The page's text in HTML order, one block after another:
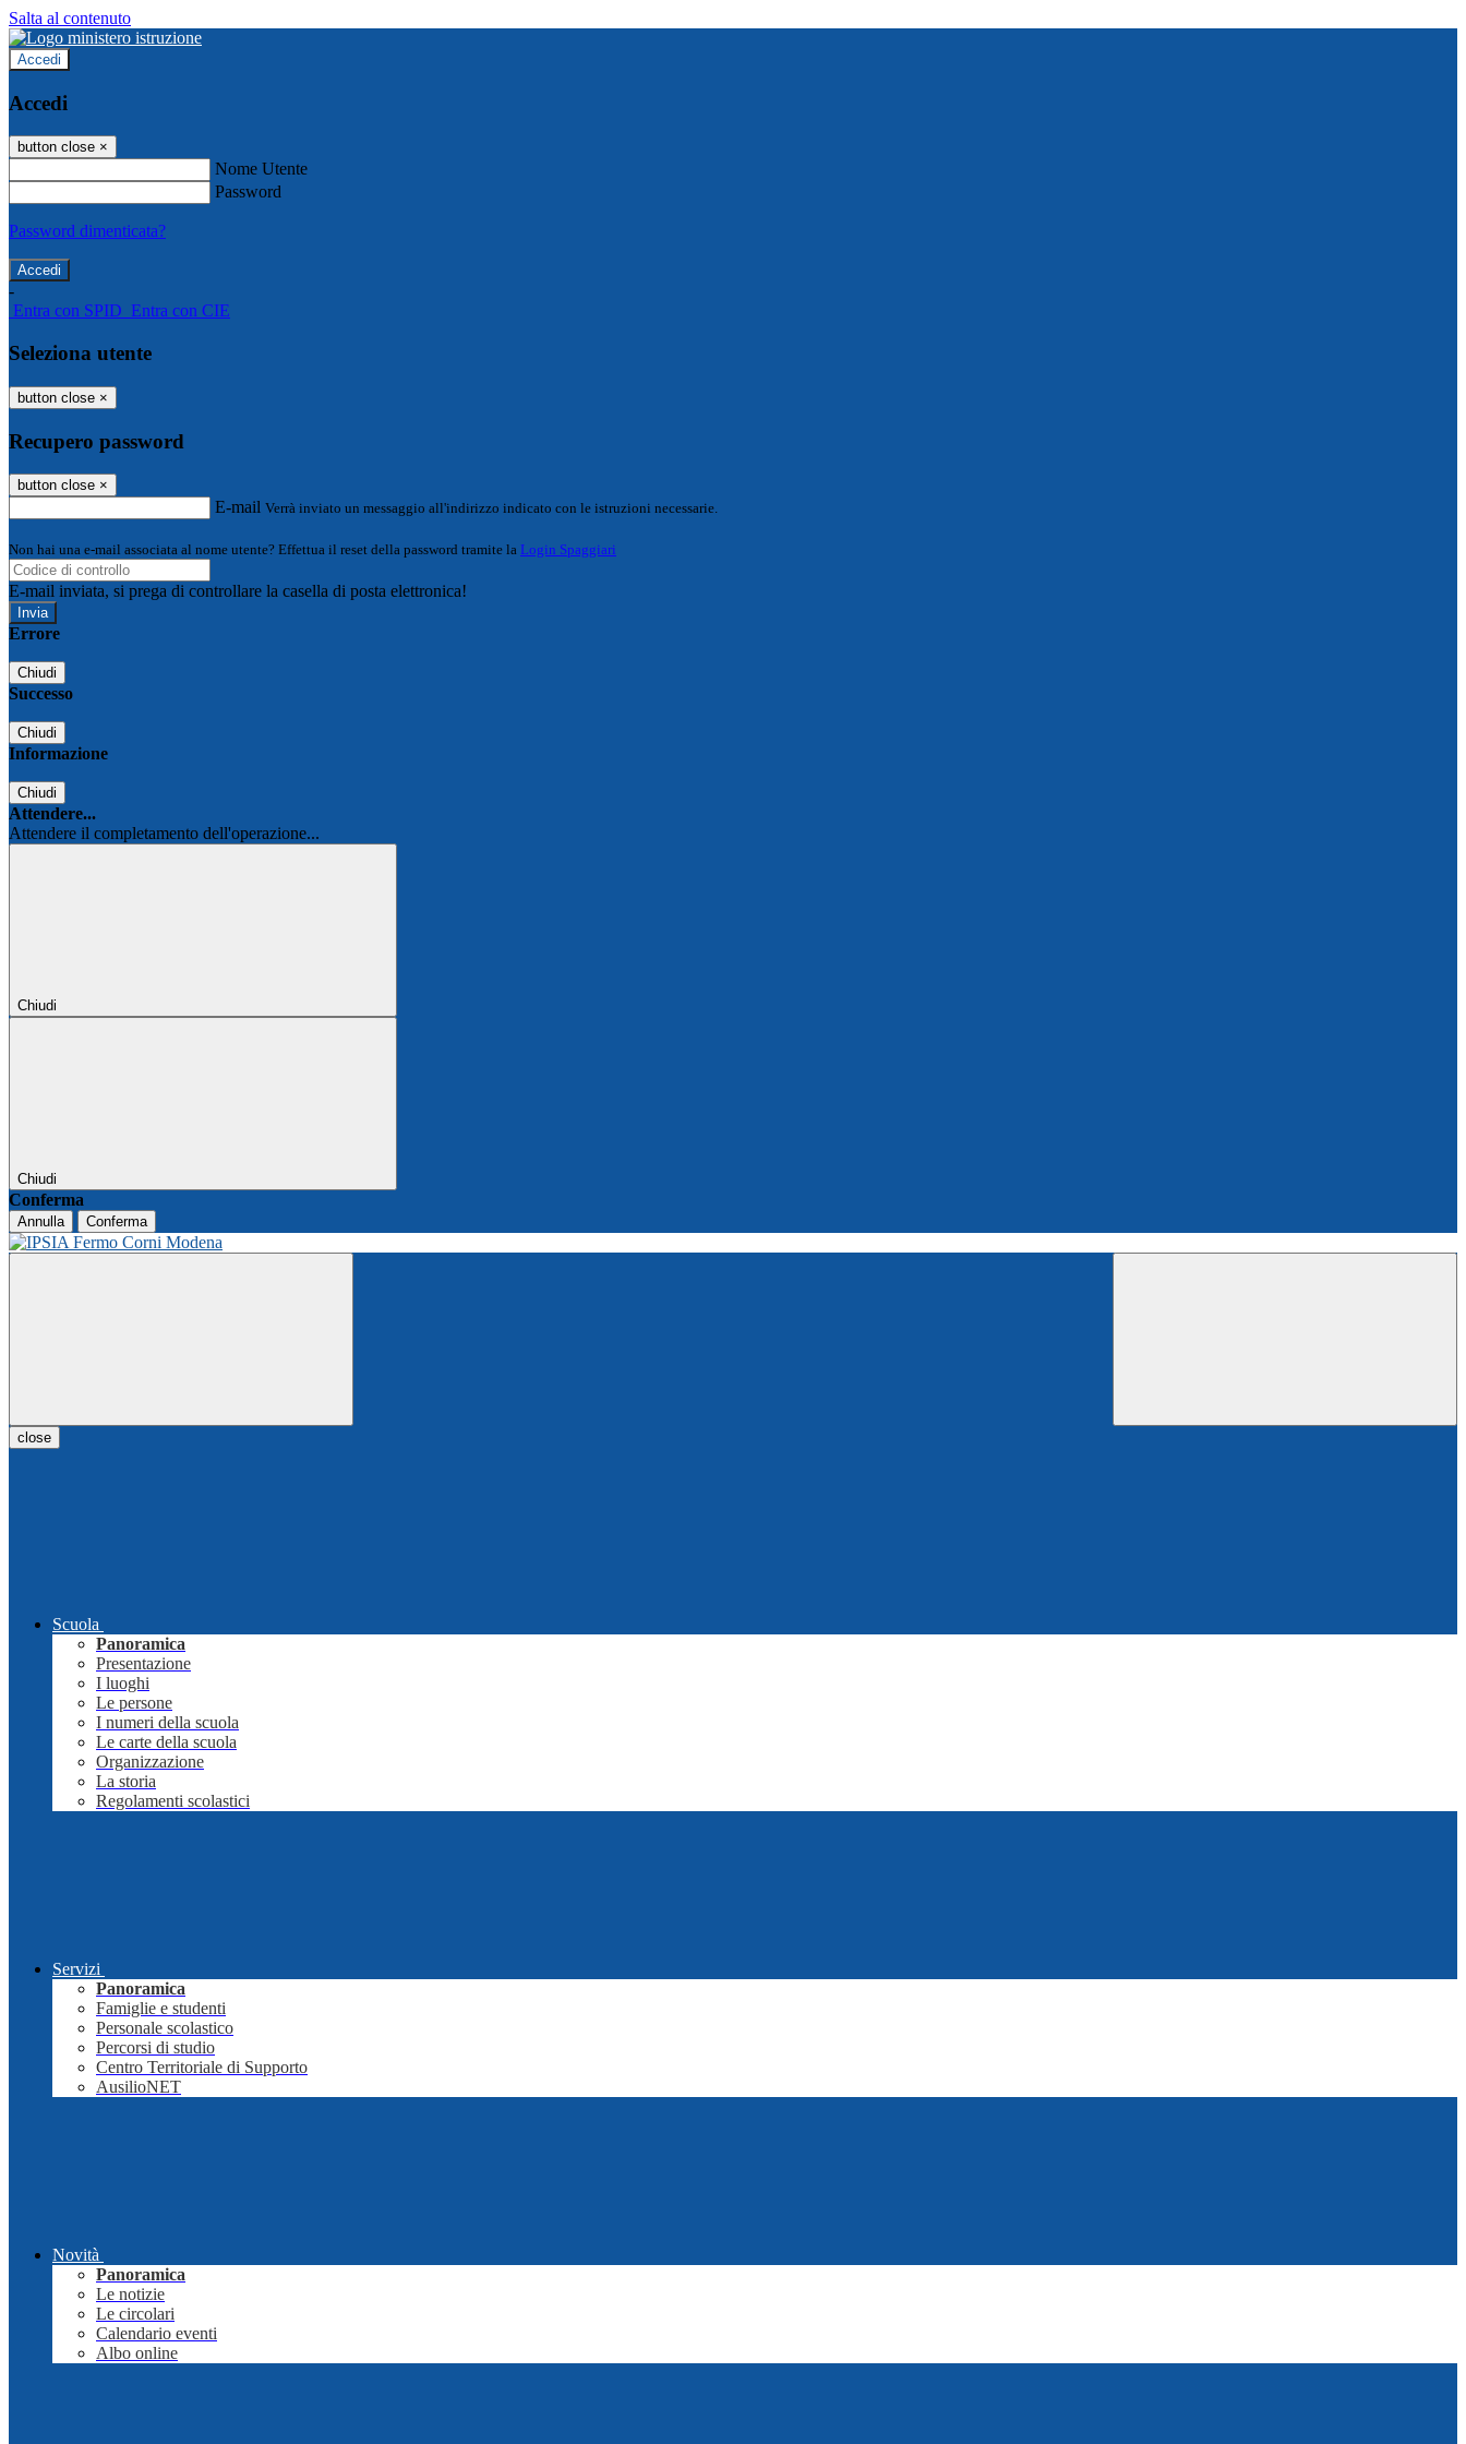
Salta al contenuto
Accedi
Accedi
button close ×
Nome Utente
Password
Password dimenticata?
-
Entra con SPID Entra con CIE
Seleziona utente
button close ×
Recupero password
button close ×
E-mail Verrà inviato un messaggio all'indirizzo indicato con le istruzioni necessarie.
Non hai una e-mail associata al nome utente? Effettua il reset della password tramite la Login Spaggiari
E-mail inviata, si prega di controllare la casella di posta elettronica!
Errore
Chiudi
Successo
Chiudi
Informazione
Chiudi
Attendere...
Attendere il completamento dell'operazione...
Chiudi
Chiudi
Conferma
Annulla Conferma
close
Scuola
Panoramica
Presentazione
I luoghi
Le persone
I numeri della scuola
Le carte della scuola
Organizzazione
La storia
Regolamenti scolastici
Servizi
Panoramica
Famiglie e studenti
Personale scolastico
Percorsi di studio
Centro Territoriale di Supporto
AusilioNET
Novità
Panoramica
Le notizie
Le circolari
Calendario eventi
Albo online